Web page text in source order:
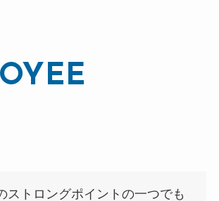
ストロングポイントの一つでも